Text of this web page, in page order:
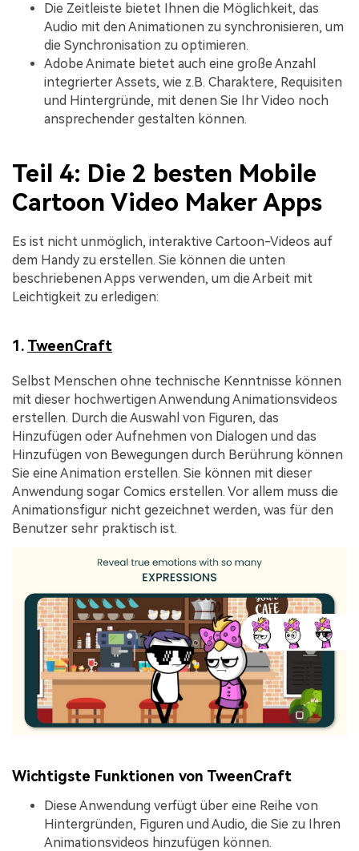
Die Zeitleiste bietet Ihnen die Möglichkeit, das
Audio mit den Animationen zu synchronisieren, um
die Synchronisation zu optimieren.
Adobe Animate bietet auch eine große Anzahl
integrierter Assets, wie z.B. Charaktere, Requisiten
und Hintergründe, mit denen Sie Ihr Video noch
ansprechender gestalten können.
Teil 4: Die 2 besten Mobile
Cartoon Video Maker Apps
Es ist nicht unmöglich, interaktive Cartoon-Videos auf
dem Handy zu erstellen. Sie können die unten
beschriebenen Apps verwenden, um die Arbeit mit
Leichtigkeit zu erledigen:
1. TweenCraft
Selbst Menschen ohne technische Kenntnisse können
mit dieser hochwertigen Anwendung Animationsvideos
erstellen. Durch die Auswahl von Figuren, das
Hinzufügen oder Aufnehmen von Dialogen und das
Hinzufügen von Bewegungen durch Berührung können
Sie eine Animation erstellen. Sie können mit dieser
Anwendung sogar Comics erstellen. Vor allem muss die
Animationsfigur nicht gezeichnet werden, was für den
Benutzer sehr praktisch ist.
Wichtigste Funktionen von TweenCraft
Diese Anwendung verfügt über eine Reihe von
Hintergründen, Figuren und Audio, die Sie zu Ihren
Animationsvideos hinzufügen können.